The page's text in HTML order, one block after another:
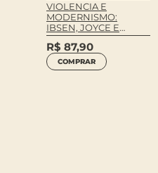
VIOLENCIA E
MODERNISMO:
IBSEN, JOYCE E
WOOLF
R$ 87,90
COMPRAR